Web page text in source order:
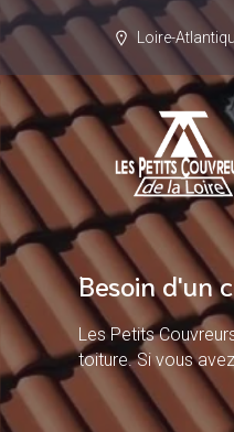
Loire-
Besoin d'un
Les Petits
toiture. Si vous